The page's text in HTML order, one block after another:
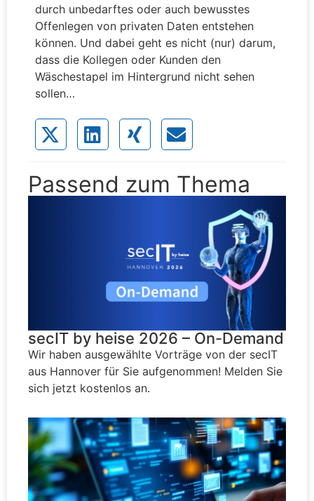
durch unbedarftes oder auch bewusstes
Offenlegen von privaten Daten entstehen
können. Und dabei geht es nicht (nur) darum,
dass die Kollegen oder Kunden den
Wäschestapel im Hintergrund nicht sehen
sollen…
Passend zum Thema
secIT by heise 2026 – On-Demand
Wir haben ausgewählte Vorträge von der secIT
aus Hannover für Sie aufgenommen! Melden Sie
sich jetzt kostenlos an.